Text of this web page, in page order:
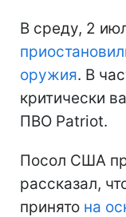
В среду, 2
оружия. В
критически
ПВО Patriot.
Посол США
рассказал,
принято на